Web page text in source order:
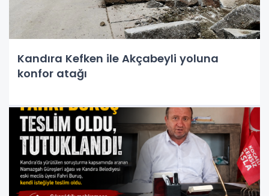
Kandıra Kefken ile Akçabeyli yoluna
konfor atağı